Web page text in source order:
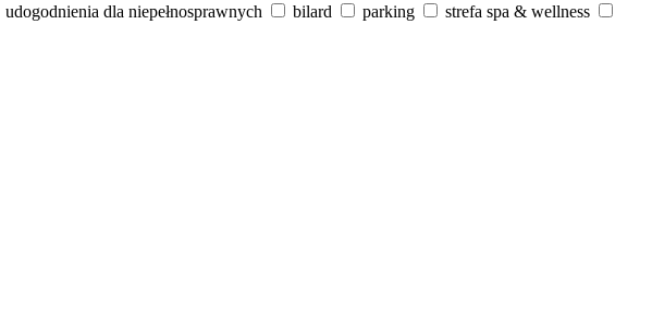
udogodnienia dla niepełnosprawnych bilard parking
strefa spa & wellness